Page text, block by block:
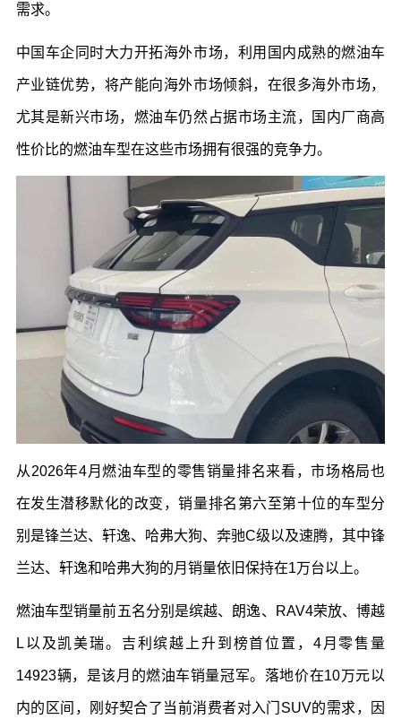
需求。
中国车企同时大力开拓海外市场，利用国内成熟的燃油车
产业链优势，将产能向海外市场倾斜，在很多海外市场，
尤其是新兴市场，燃油车仍然占据市场主流，国内厂商高
性价比的燃油车型在这些市场拥有很强的竞争力。
从2026年4月燃油车型的零售销量排名来看，市场格局也
在发生潜移默化的改变，销量排名第六至第十位的车型分
别是锋兰达、轩逸、哈弗大狗、奔驰C级以及速腾，其中锋
兰达、轩逸和哈弗大狗的月销量依旧保持在1万台以上。
燃油车型销量前五名分别是缤越、朗逸、RAV4荣放、博越
L以及凯美瑞。吉利缤越上升到榜首位置，4月零售量
14923辆，是该月的燃油车销量冠军。落地价在10万元以
内的区间，刚好契合了当前消费者对入门SUV的需求，因